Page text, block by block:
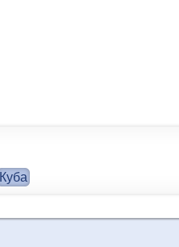
Куба